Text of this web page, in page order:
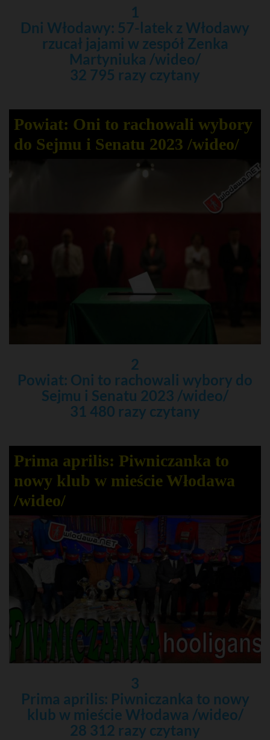
1
Dni Włodawy: 57-latek z Włodawy
rzucał jajami w zespół Zenka
Martyniuka /wideo/
32 795 razy czytany
Powiat: Oni to rachowali wybory
do Sejmu i Senatu 2023 /wideo/
2
Powiat: Oni to rachowali wybory do
Sejmu i Senatu 2023 /wideo/
31 480 razy czytany
Prima aprilis: Piwniczanka to
nowy klub w mieście Włodawa
/wideo/
3
Prima aprilis: Piwniczanka to nowy
klub w mieście Włodawa /wideo/
28 312 razy czytany